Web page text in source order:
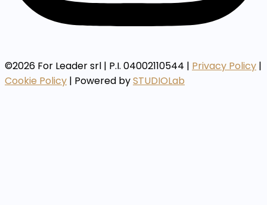
©2026 For Leader srl | P.I. 04002110544 | Privacy Policy |
Cookie Policy | Powered bySTUDIOLab